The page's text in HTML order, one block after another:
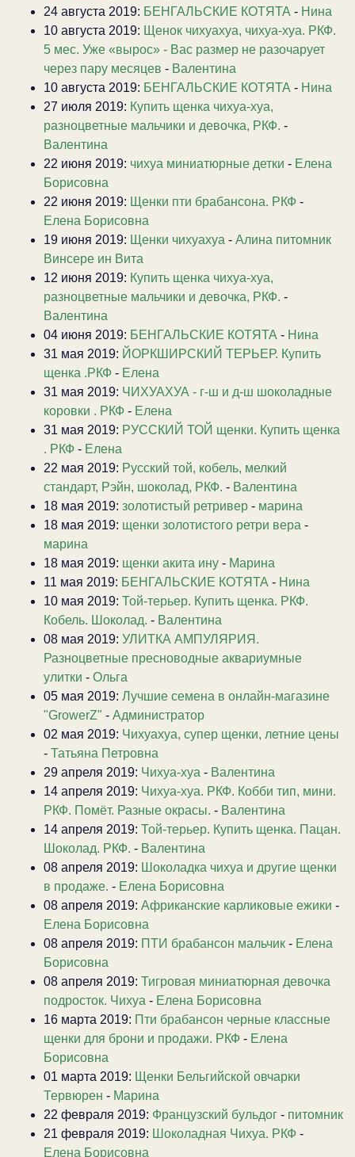
24 августа 2019: БЕНГАЛЬСКИЕ КОТЯТА - Нина
10 августа 2019: Щенок чихуахуа, чихуа-хуа. РКФ.
5 мес. Уже «вырос» - Вас размер не разочарует
через пару месяцев - Валентина
10 августа 2019: БЕНГАЛЬСКИЕ КОТЯТА - Нина
27 июля 2019: Купить щенка чихуа-хуа,
разноцветные мальчики и девочка, РКФ. -
Валентина
22 июня 2019: чихуа миниатюрные детки - Елена
Борисовна
22 июня 2019: Щенки пти брабансона. РКФ -
Елена Борисовна
19 июня 2019: Щенки чихуахуа - Алина питомник
Винсере ин Вита
12 июня 2019: Купить щенка чихуа-хуа,
разноцветные мальчики и девочка, РКФ. -
Валентина
04 июня 2019: БЕНГАЛЬСКИЕ КОТЯТА - Нина
31 мая 2019: ЙОРКШИРСКИЙ ТЕРЬЕР. Купить
щенка .РКФ - Елена
31 мая 2019: ЧИХУАХУА - г-ш и д-ш шоколадные
коровки . РКФ - Елена
31 мая 2019: РУССКИЙ ТОЙ щенки. Купить щенка
. РКФ - Елена
22 мая 2019: Русский той, кобель, мелкий
стандарт, Рэйн, шоколад, РКФ. - Валентина
18 мая 2019: золотистый ретривер - марина
18 мая 2019: щенки золотистого ретри вера -
марина
18 мая 2019: щенки акита ину - Марина
11 мая 2019: БЕНГАЛЬСКИЕ КОТЯТА - Нина
10 мая 2019: Той-терьер. Купить щенка. РКФ.
Кобель. Шоколад. - Валентина
08 мая 2019: УЛИТКА АМПУЛЯРИЯ.
Разноцветные пресноводные аквариумные
улитки - Ольга
05 мая 2019: Лучшие семена в онлайн-магазине
"GrowerZ" - Администратор
02 мая 2019: Чихуахуа, супер щенки, летние цены
- Татьяна Петровна
29 апреля 2019: Чихуа-хуа - Валентина
14 апреля 2019: Чихуа-хуа. РКФ. Кобби тип, мини.
РКФ. Помёт. Разные окрасы. - Валентина
14 апреля 2019: Той-терьер. Купить щенка. Пацан.
Шоколад. РКФ. - Валентина
08 апреля 2019: Шоколадка чихуа и другие щенки
в продаже. - Елена Борисовна
08 апреля 2019: Африканские карликовые ежики -
Елена Борисовна
08 апреля 2019: ПТИ брабансон мальчик - Елена
Борисовна
08 апреля 2019: Тигровая миниатюрная девочка
подросток. Чихуа - Елена Борисовна
16 марта 2019: Пти брабансон черные классные
щенки для брони и продажи. РКФ - Елена
Борисовна
01 марта 2019: Щенки Бельгийской овчарки
Тервюрен - Марина
22 февраля 2019: Французский бульдог - питомник
21 февраля 2019: Шоколадная Чихуа. РКФ -
Елена Борисовна